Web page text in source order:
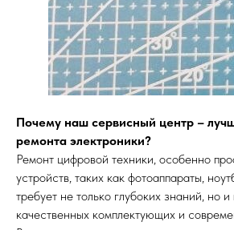
Почему наш сервисный центр –
ремонта электроники?
Ремонт цифровой техники, особенно
устройств, таких как фотоаппараты,
требует не только глубоких знаний, но
качественных комплектующих и